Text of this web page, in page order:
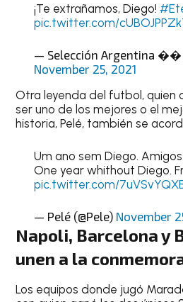
¡Te extrañamos, Diego!
pic.twitter.com/
— Selección Argentina ��
November 25, 2021
Otra leyenda del futbol, quien
ser uno de los mejores o el
historia, Pelé, también se
Um ano sem Diego.
One year whithout Diego.
pic.twitter.com/
— Pelé (@Pele) November
Napoli, Barcelona y
unen a la
Los equipos donde jugó